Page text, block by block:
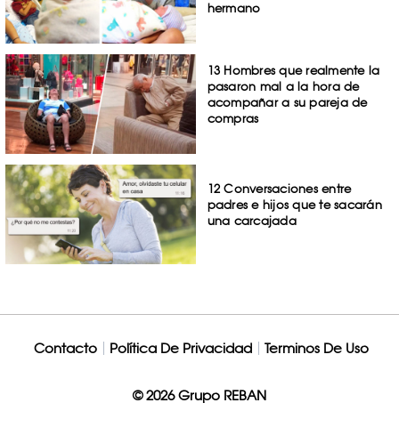
hermano
13 Hombres que realmente la
pasaron mal a la hora de
acompañar a su pareja de
compras
12 Conversaciones entre
padres e hijos que te sacarán
una carcajada
Contacto Política De Privacidad Terminos De Uso
© 2026 Grupo REBAN